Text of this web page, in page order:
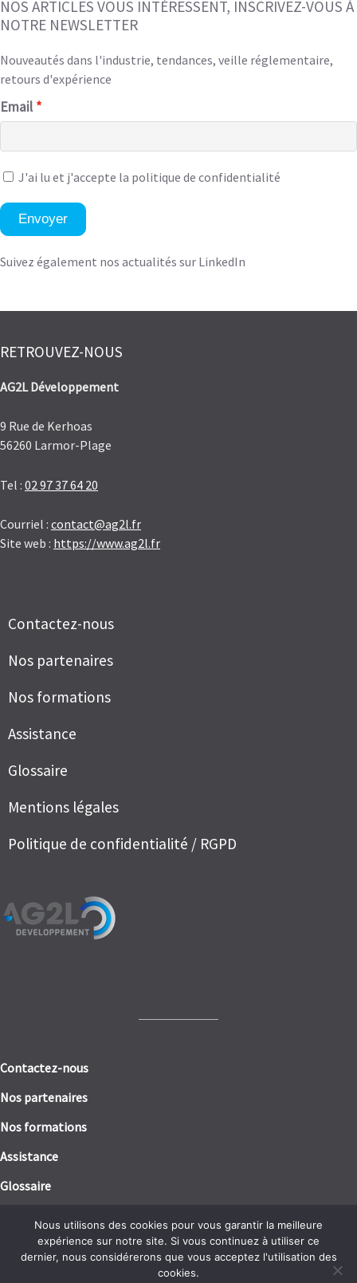
NOS ARTICLES VOUS INTÉRESSENT, INSCRIVEZ-VOUS À
NOTRE NEWSLETTER
Nouveautés dans l'industrie, tendances, veille réglementaire,
retours d'expérience
Email
J'ai lu et j'accepte la politique de confidentialité
Envoyer
Suivez également nos actualités sur LinkedIn
RETROUVEZ-NOUS
AG2L Développement
9 Rue de Kerhoas
56260 Larmor-Plage
Tel : 02 97 37 64 20
Courriel : contact@ag2l.fr
Site web : https://www.ag2l.fr
Contactez-nous
Nos partenaires
Nos formations
Assistance
Glossaire
Mentions légales
Politique de confidentialité / RGPD
Contactez-nous
Nos partenaires
Nos formations
Assistance
Glossaire
Politique de confidentialité / RGPD
Nous utilisons des cookies pour vous garantir la meilleure
expérience sur notre site. Si vous continuez à utiliser ce
dernier, nous considérerons que vous acceptez l'utilisation des
cookies.